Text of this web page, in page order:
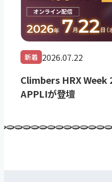
新着 2026.07.22
Climbers HRX
APPLIが登壇